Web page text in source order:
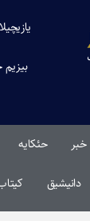
بیزیم
خبر حئکایه
دانیشیق